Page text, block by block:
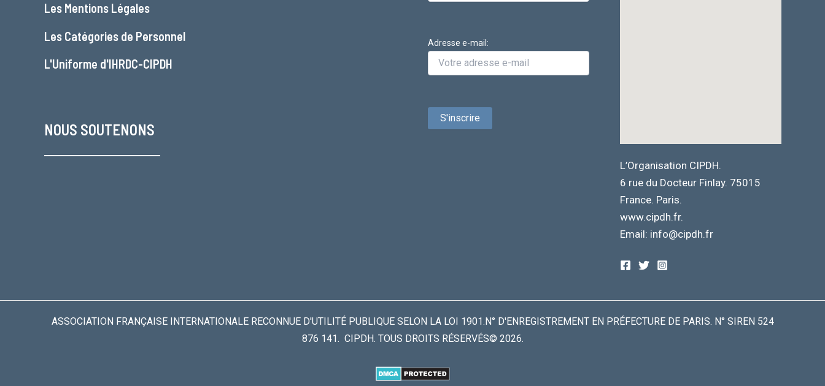
Les Mentions Légales
Les Catégories de Personnel
L'Uniforme d'IHRDC-CIPDH
NOUS SOUTENONS
Adresse e-mail:
L’Organisation CIPDH.
6 rue du Docteur Finlay. 75015
France. Paris.
www.cipdh.fr.
Email: info@cipdh.fr
ASSOCIATION FRANÇAISE INTERNATIONALE RECONNUE D'UTILITÉ PUBLIQUE SELON LA LOI 1901.N° D'ENREGISTREMENT EN PRÉFECTURE DE PARIS. N° SIREN 524
876 141. CIPDH. TOUS DROITS RÉSERVÉS© 2026.